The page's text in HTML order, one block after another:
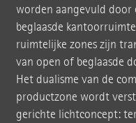
worden aangevuld door
beglaasde
ruimtelijke zones zijn
van open of beglaasde
Het dualisme van de
productzone wordt
gerichte lichtconcept: